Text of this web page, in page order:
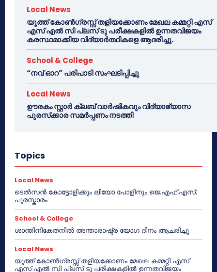
Local News
യൂത്ത് കോൺഗ്രസ്സ് തളിയക്കോണം മേഖല കമ്മറ്റി എസ്
എസ് എൽ സി പ്ലസ് ടു പരീക്ഷകളിൽ ഉന്നതവിജയം
കരസ്ഥമാക്കിയ വിദ്യാർത്ഥികളെ ആദരിച്ചു.
School & College
“നവ് ഓറ” പരിപാടി സംഘടിപ്പിച്ചു
Local News
ഊരകം സ്റ്റാർ ക്ലബ് വാർഷികവും വിദ്യാഭ്യാസ
പുരസ്‌ക്കാര സമർപ്പണം നടത്തി
Topics
Local News
ടെൽസൻ കോട്ടോളിക്കും ലിയോ പോളിനും ജെ.എഫ്.എസ്.
പുരസ്കാരം
School & College
ശാന്തിനികേതനിൽ അന്താരാഷ്ട്ര യോഗ ദിനം ആചരിച്ചു
Local News
യൂത്ത് കോൺഗ്രസ്സ് തളിയക്കോണം മേഖല കമ്മറ്റി എസ്
എസ് എൽ സി പ്ലസ് ടു പരീക്ഷകളിൽ ഉന്നതവിജയം